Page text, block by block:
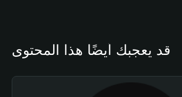
قد يعجبك أيضًا هذا المحتوى